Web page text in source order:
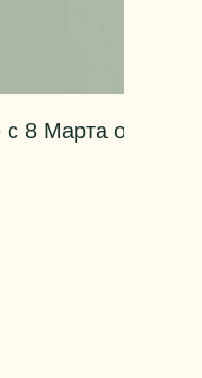
с 8 Марта от